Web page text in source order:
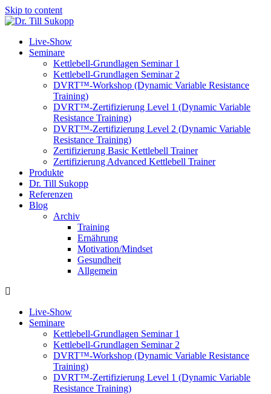
Skip to content
Live-Show
Seminare
Kettlebell-Grundlagen Seminar 1
Kettlebell-Grundlagen Seminar 2
DVRT™-Workshop (Dynamic Variable Resistance
Training)
DVRT™-Zertifizierung Level 1 (Dynamic Variable
Resistance Training)
DVRT™-Zertifizierung Level 2 (Dynamic Variable
Resistance Training)
Zertifizierung Basic Kettlebell Trainer
Zertifizierung Advanced Kettlebell Trainer
Produkte
Dr. Till Sukopp
Referenzen
Blog
Archiv
Training
Ernährung
Motivation/Mindset
Gesundheit
Allgemein
Live-Show
Seminare
Kettlebell-Grundlagen Seminar 1
Kettlebell-Grundlagen Seminar 2
DVRT™-Workshop (Dynamic Variable Resistance
Training)
DVRT™-Zertifizierung Level 1 (Dynamic Variable
Resistance Training)